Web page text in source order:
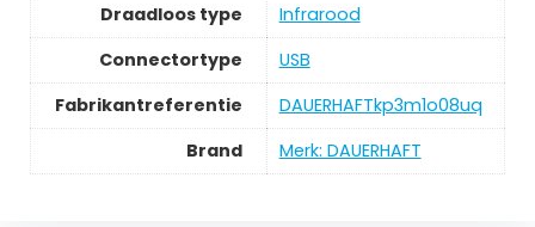
Draadloos type
‎Infrarood
Connectortype
‎USB
Fabrikantreferentie
‎DAUERHAFTkp3m1o08uq
Brand
Merk: DAUERHAFT